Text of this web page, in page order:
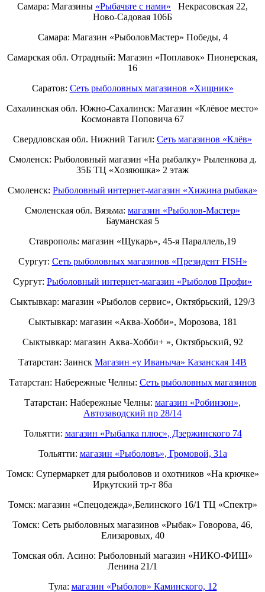
Самара: Магазины «Рыбачьте с нами» Некрасовская 22,
Ново-Садовая 106Б
Самара: Магазин «РыболовМастер» Победы, 4
Самарская обл. Отрадный: Магазин «Поплавок» Пионерская,
16
Саратов: Сеть рыболовных магазинов «Хищник»
Сахалинская обл. Южно-Сахалинск: Магазин «Клёвое место»
Космонавта Поповича 67
Свердловская обл. Нижний Тагил: Cеть магазинов «Клёв»
Смоленск: Рыболовный магазин «На рыбалку» Рыленкова д.
35Б ТЦ «Хозяюшка» 2 этаж
Смоленск: Рыболовный интернет-магазин «Хижина рыбака»
Смоленская обл. Вязьма: магазин «Рыболов-Мастер»
Бауманская 5
Ставрополь: магазин «Щукарь», 45-я Параллель,19
Сургут: Сеть рыболовных магазинов «Президент FISH»
Сургут: Рыболовный интернет-магазин «Рыболов Профи»
Сыктывкар: магазин «Рыболов сервис», Октябрьский, 129/3
Сыктывкар: магазин «Аква-Хобби», Морозова, 181
Сыктывкар: магазин Аква-Хобби+ », Октябрьский, 92
Татарстан: Заинск Магазин «у Иваныча» Казанская 14В
Татарстан: Набережные Челны: Cеть рыболовных магазинов
Татарстан: Набережные Челны: магазин «Робинзон»,
Автозаводский пр 28/14
Тольятти: магазин «Рыбалка плюс», Дзержинского 74
Тольятти: магазин «Рыболовъ», Громовой, 31а
Томск: Супермаркет для рыболовов и охотников «На крючке»
Иркутский тр-т 86а
Томск: магазин «Спецодежда»,Белинского 16/1 ТЦ «Спектр»
Томск: Сеть рыболовных магазинов «Рыбак» Говорова, 46,
Елизаровых, 40
Томская обл. Асино: Рыболовный магазин «НИКО-ФИШ»
Ленина 21/1
Тула: магазин «Рыболов» Каминского, 12